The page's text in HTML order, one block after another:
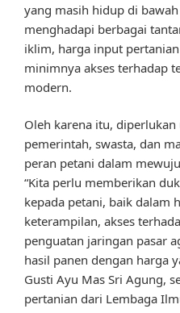
yang masih hidup di
menghadapi berbagai
iklim, harga input
minimnya akses terhadap
modern.
Oleh karena itu, diperlukan
pemerintah, swasta, dan
peran petani dalam
“Kita perlu memberikan
kepada petani, baik dalam
keterampilan, akses
penguatan jaringan pasar
hasil panen dengan harga
Gusti Ayu Mas Sri Agung,
pertanian dari Lembaga